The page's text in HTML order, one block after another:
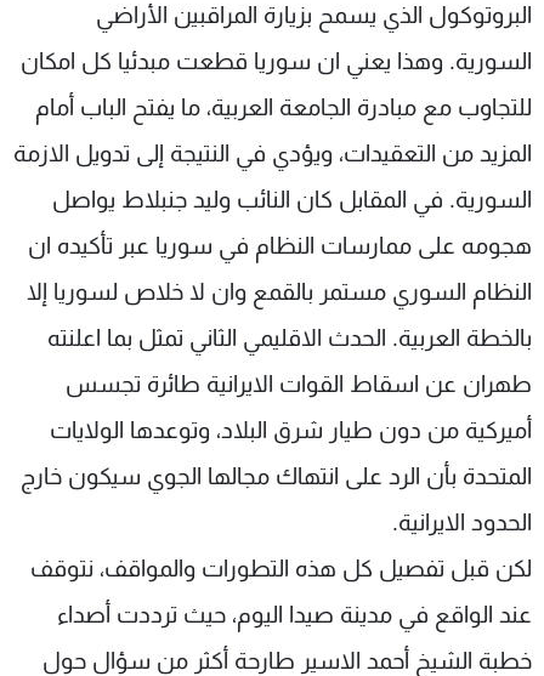
البروتوكول الذي يسمح بزيارة المراقبين الأراضي
السورية. وهذا يعني ان سوريا قطعت مبدئيا كل امكان
للتجاوب مع مبادرة الجامعة العربية، ما يفتح الباب أمام
المزيد من التعقيدات، ويؤدي في النتيجة إلى تدويل الازمة
السورية. في المقابل كان النائب وليد جنبلاط يواصل
هجومه على ممارسات النظام في سوريا عبر تأكيده ان
النظام السوري مستمر بالقمع وان لا خلاص لسوريا إلا
بالخطة العربية. الحدث الاقليمي الثاني تمثل بما اعلنته
طهران عن اسقاط القوات الايرانية طائرة تجسس
أميركية من دون طيار شرق البلاد، وتوعدها الولايات
المتحدة بأن الرد على انتهاك مجالها الجوي سيكون خارج
الحدود الايرانية.
لكن قبل تفصيل كل هذه التطورات والمواقف، نتوقف
عند الواقع في مدينة صيدا اليوم، حيث ترددت أصداء
خطبة الشيخ أحمد الاسير طارحة أكثر من سؤال حول